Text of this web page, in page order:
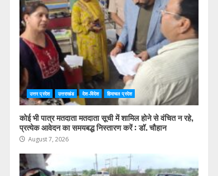
उत्तर प्रदेश उत्तराखंड देश-विदेश हिमाचल प्रदेश
कोई भी पात्र मतदाता मतदाता सूची में शामिल होने से वंचित न रहे,
प्रत्येक आवेदन का समयबद्ध निस्तारण करें : डॉ. चौहान
August 7, 2026